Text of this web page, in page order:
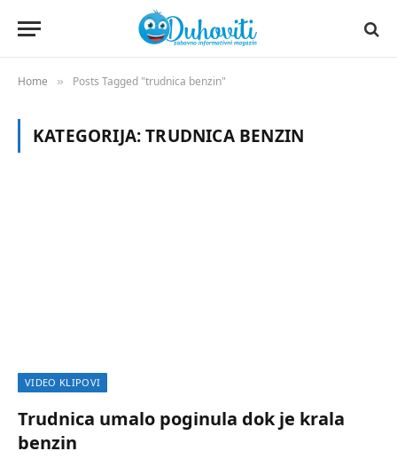
Home » Posts Tagged "trudnica benzin"
KATEGORIJA:TRUDNICA BENZIN
VIDEO KLIPOVI
Trudnica umalo poginula dok je krala
benzin